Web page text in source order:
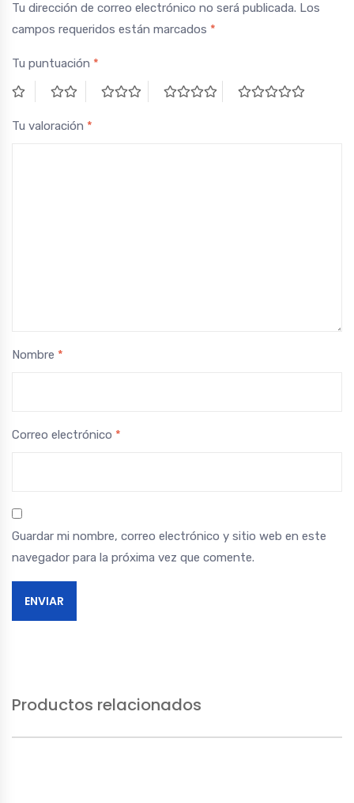
Tu dirección de correo electrónico no será publicada. Los
campos requeridos están marcados *
Tu puntuación *
Tu valoración *
Nombre *
Correo electrónico *
Guardar mi nombre, correo electrónico y sitio web en este
navegador para la próxima vez que comente.
Productos relacionados